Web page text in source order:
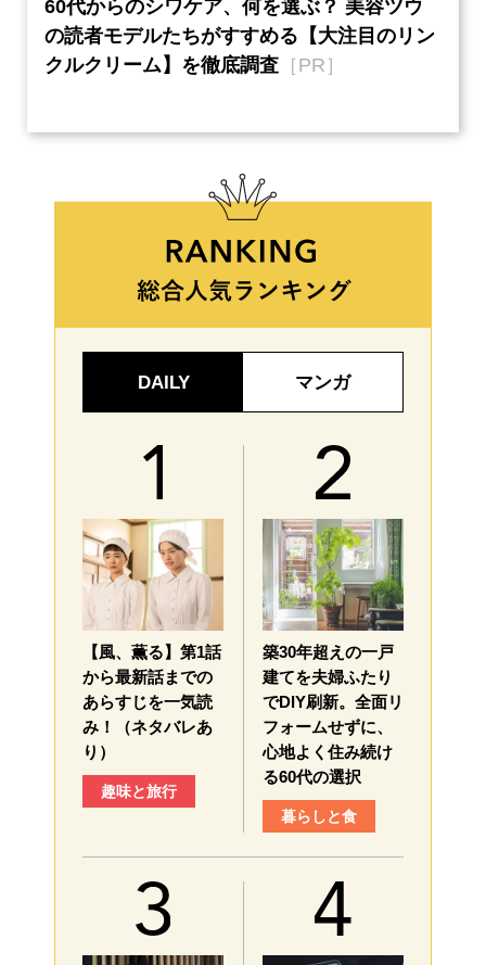
60代からのシワケア、何を選ぶ？ 美容ツウ
の読者モデルたちがすすめる【大注目のリン
クルクリーム】を徹底調査 ［PR］
DAILY マンガ
【風、薫る】第1話
から最新話までの
あらすじを一気読
み！（ネタバレあ
り）
趣味と旅行
築30年超えの一戸
建てを夫婦ふたり
でDIY刷新。全面リ
フォームせずに、
心地よく住み続け
る60代の選択
暮らしと食